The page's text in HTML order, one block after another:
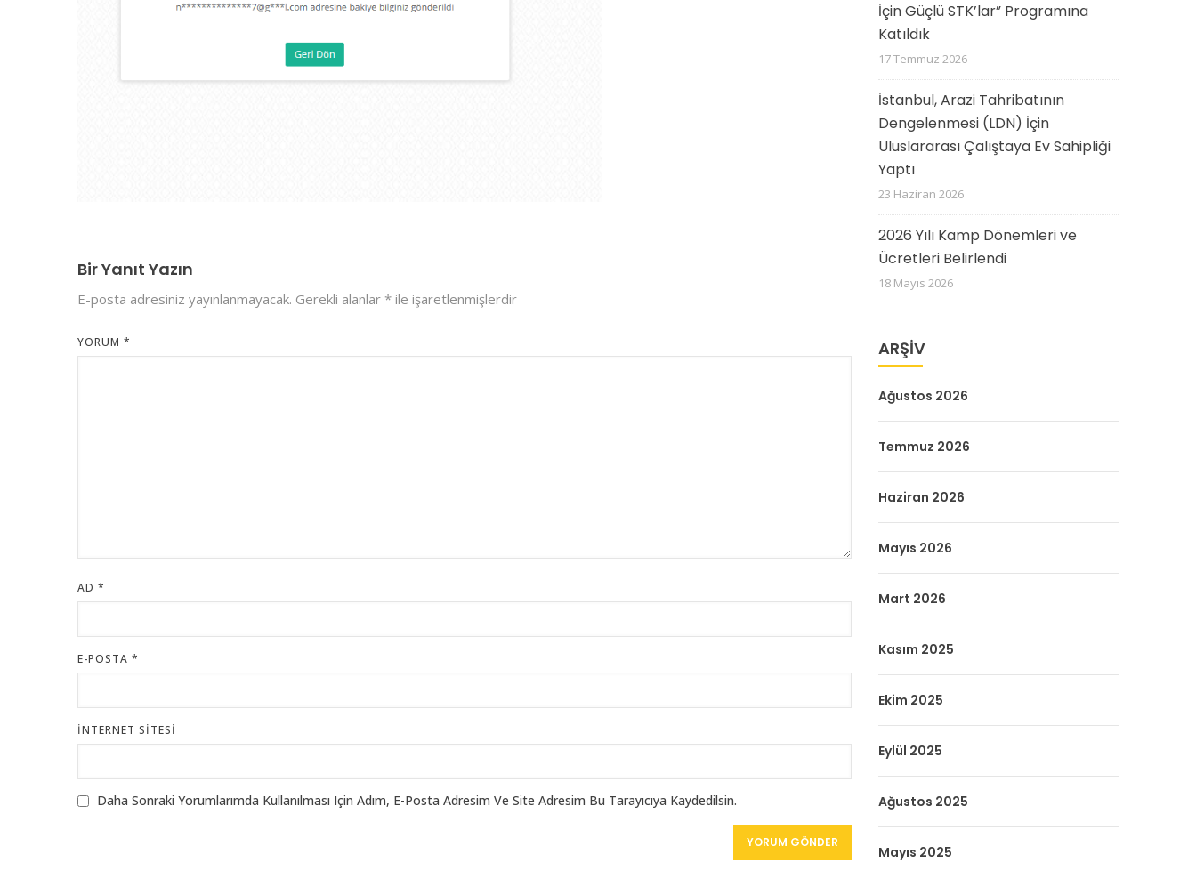
Bir Yanıt Yazın
E-posta adresiniz yayınlanmayacak. Gerekli alanlar * ile işaretlenmişlerdir
YORUM *
AD *
E-POSTA *
İNTERNET SITESI
Daha Sonraki Yorumlarımda Kullanılması Için Adım, E-Posta Adresim Ve Site Adresim Bu Tarayıcıya Kaydedilsin.
İçin Güçlü STK’lar” Programına
Katıldık
17 Temmuz 2026
İstanbul, Arazi Tahribatının
Dengelenmesi (LDN) İçin
Uluslararası Çalıştaya Ev Sahipliği
Yaptı
23 Haziran 2026
2026 Yılı Kamp Dönemleri ve
Ücretleri Belirlendi
18 Mayıs 2026
ARŞIV
Ağustos 2026
Temmuz 2026
Haziran 2026
Mayıs 2026
Mart 2026
Kasım 2025
Ekim 2025
Eylül 2025
Ağustos 2025
Mayıs 2025